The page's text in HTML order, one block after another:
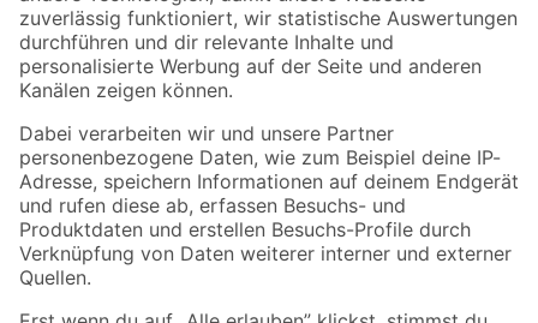
Zur Newsletter Anmeldung
Folge uns
Zahlungsarten Versandarten
Sicher einkaufen